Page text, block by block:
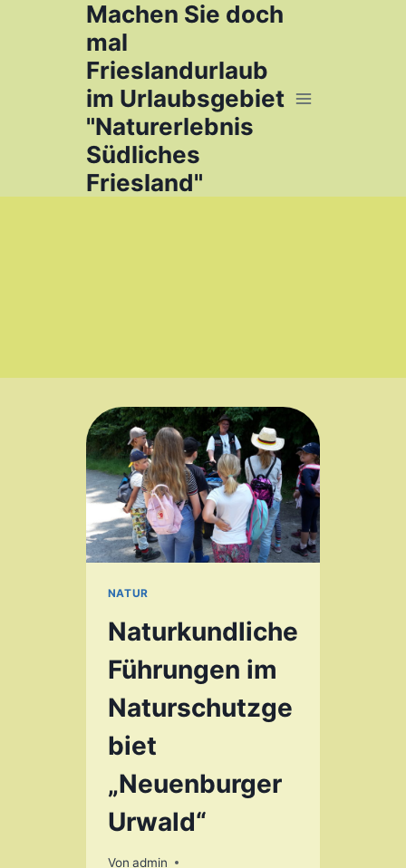
Machen Sie doch
mal
Frieslandurlaub
im Urlaubsgebiet
"Naturerlebnis
Südliches
Friesland"
NATUR
Naturkundliche
Führungen im
Naturschutzge
biet
„Neuenburger
Urwald“
Von admin